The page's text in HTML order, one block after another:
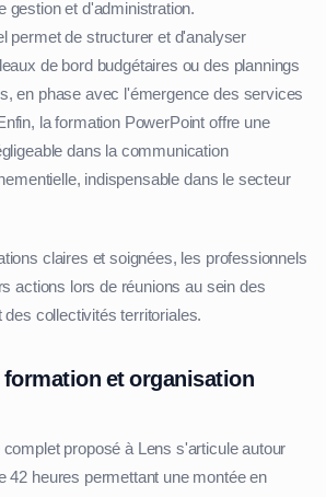
gestion et d'administration.
permet de structurer et d'analyser
de bord budgétaires ou des plannings
en phase avec l'émergence des services
la formation PowerPoint offre une
dans la communication
indispensable dans le secteur
claires et soignées, les professionnels
actions lors de réunions au sein des
collectivités territoriales.
et organisation
proposé à Lens s'articule autour
42 heures permettant une montée en